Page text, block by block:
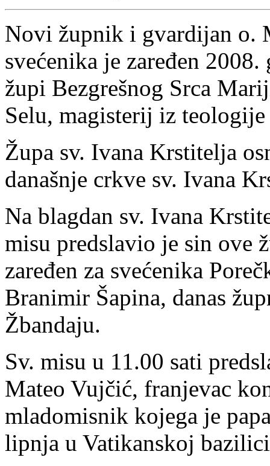
Novi župnik i gvardijan o.
svećenika je zaređen
župi Bezgrešnog Srca
Selu, magisterij iz
Župa sv. Ivana Krstitelja
današnje crkve sv. Ivana
Na blagdan sv. Ivana
misu predslavio je sin ove
zaređen za svećenika
Branimir Šapina, danas
Žbandaju.
Sv. misu u 11.00 sati
Mateo Vujčić, franjevac
mladomisnik kojega je
lipnja u Vatikanskoj